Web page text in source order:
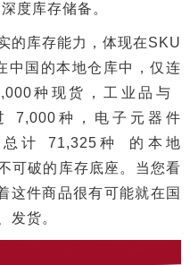
度库存储备。
库存能力，体现在SKU
中国的本地仓库中，仅连
种现货，工业品与
7,000种，电子元器件
总计 71,325种 的本地
可破的库存底座。当您看
这件商品很有可能就在国
发货。